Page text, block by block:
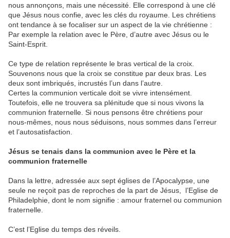
nous annonçons, mais une nécessité. Elle correspond à une clé
que Jésus nous confie, avec les clés du royaume. Les chrétiens
ont tendance à se focaliser sur un aspect de la vie chrétienne :
Par exemple la relation avec le Père, d’autre avec Jésus ou le
Saint-Esprit.
Ce type de relation représente le bras vertical de la croix.
Souvenons nous que la croix se constitue par deux bras. Les
deux sont imbriqués, incrustés l’un dans l’autre.
Certes la communion verticale doit se vivre intensément.
Toutefois, elle ne trouvera sa plénitude que si nous vivons la
communion fraternelle. Si nous pensons être chrétiens pour
nous-mêmes, nous nous séduisons, nous sommes dans l’erreur
et l’autosatisfaction.
Jésus se tenais dans la communion avec le Père et la
communion fraternelle
Dans la lettre, adressée aux sept églises de l’Apocalypse, une
seule ne reçoit pas de reproches de la part de Jésus, l’Eglise de
Philadelphie, dont le nom signifie : amour fraternel ou communion
fraternelle.
C’est l’Eglise du temps des réveils.